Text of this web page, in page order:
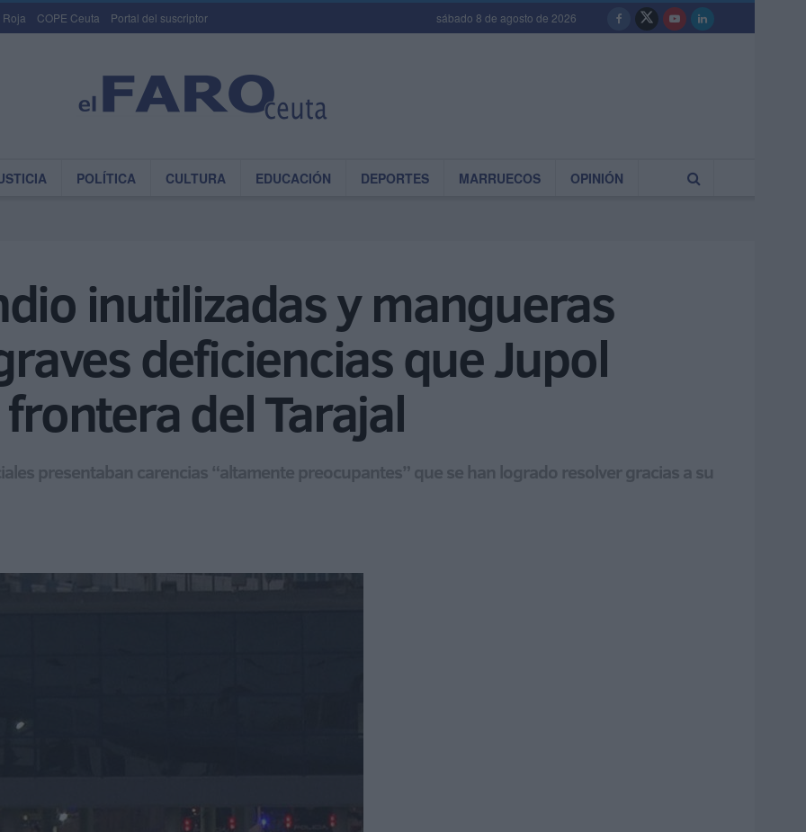
Roja COPE Ceuta Portal del suscriptor sábado 8 de agosto de 2026
POLÍTICA CULTURA EDUCACIÓN DEPORTES MARRUECOS OPINIÓN
inutilizadas y mangueras
deficiencias que Jupol
del Tarajal
presentaban carencias “altamente preocupantes” que se han logrado resolver gracias a su